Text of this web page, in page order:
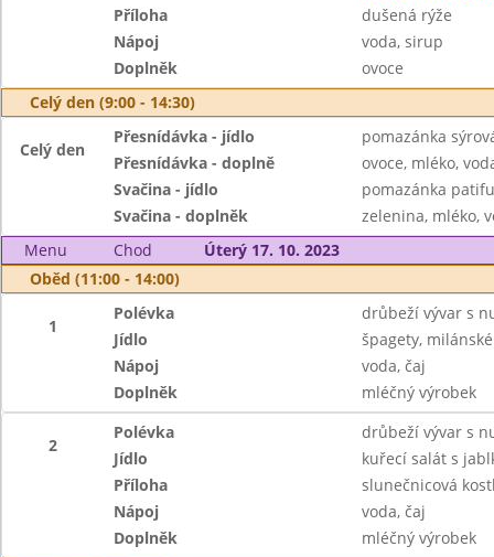
Příloha
dušená rýže
Nápoj
voda, sirup
Doplněk
ovoce
Celý den (9:00 - 14:30)
Celý den
Přesnídávka - jídlo
pomazánka
Přesnídávka - doplně
ovoce, mléko,
Svačina - jídlo
pomazánka
Svačina - doplněk
zelenina, mléko,
Menu
Chod
Úterý 17. 10. 2023
Oběd (11:00 - 14:00)
1
Polévka
drůbeží vývar s
Jídlo
špagety,
Nápoj
voda, čaj
Doplněk
mléčný výrobek
2
Polévka
drůbeží vývar s
Jídlo
kuřecí salát s
Příloha
slunečnicová
Nápoj
voda, čaj
Doplněk
mléčný výrobek